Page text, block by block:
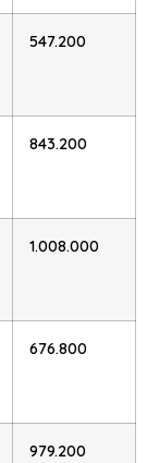
547.200
843.200
1.008.000
676.800
979.200